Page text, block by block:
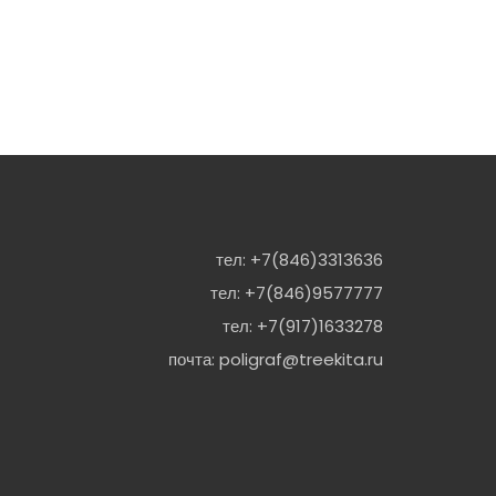
тел: +7(846)3313636
тел: +7(846)9577777
тел: +7(917)1633278
почта: poligraf@treekita.ru